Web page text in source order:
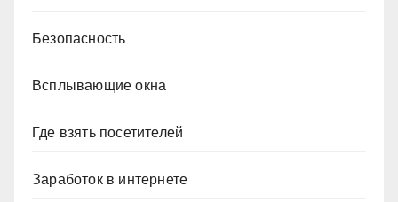
Безопасность
Всплывающие окна
Где взять посетителей
Заработок в интернете